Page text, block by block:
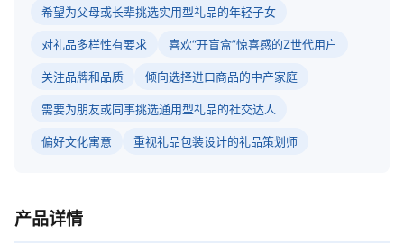
希望为父母或长辈挑选实用型礼品的年轻子女
对礼品多样性有要求 喜欢“开盲盒”惊喜感的Z世代用户
关注品牌和品质 倾向选择进口商品的中产家庭
需要为朋友或同事挑选通用型礼品的社交达人
偏好文化寓意 重视礼品包装设计的礼品策划师
产品详情